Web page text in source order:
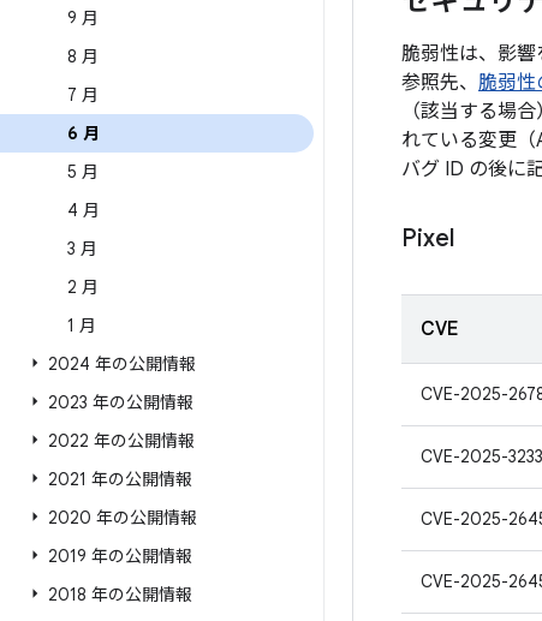
9 月
8 月
7 月
6 月
5 月
4 月
3 月
2 月
1 月
2024 年の公開情報
2023 年の公開情報
2022 年の公開情報
2021 年の公開情報
2020 年の公開情報
2019 年の公開情報
2018 年の公開情報
脆弱性は、影響
参照先、 脆弱性
（該当する場
れている変更（
バグ ID の後に
Pixel
CVE
CVE-2025-
CVE-2025-
CVE-2025-
CVE-2025-